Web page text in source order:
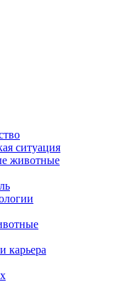
ситуация
животные
карьера